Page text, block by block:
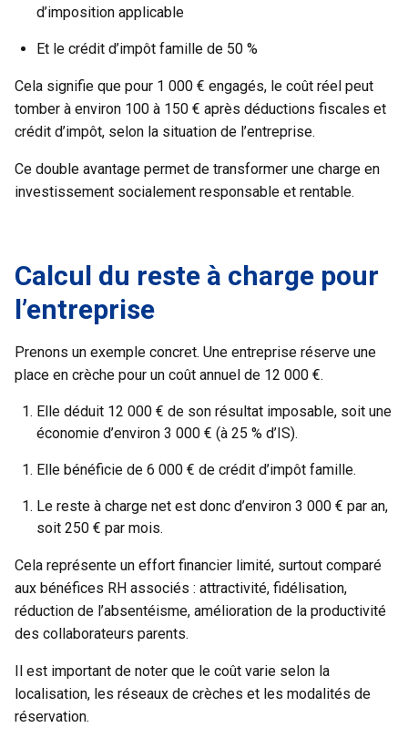
d’imposition applicable
Et le crédit d’impôt famille de 50 %
Cela signifie que pour 1 000 € engagés, le coût réel peut
tomber à environ 100 à 150 € après déductions fiscales et
crédit d’impôt, selon la situation de l’entreprise.
Ce double avantage permet de transformer une charge en
investissement socialement responsable et rentable.
Calcul du reste à charge pour
l’entreprise
Prenons un exemple concret. Une entreprise réserve une
place en crèche pour un coût annuel de 12 000 €.
Elle déduit 12 000 € de son résultat imposable, soit une
économie d’environ 3 000 € (à 25 % d’IS).
Elle bénéficie de 6 000 € de crédit d’impôt famille.
Le reste à charge net est donc d’environ 3 000 € par an,
soit 250 € par mois.
Cela représente un effort financier limité, surtout comparé
aux bénéfices RH associés : attractivité, fidélisation,
réduction de l’absentéisme, amélioration de la productivité
des collaborateurs parents.
Il est important de noter que le coût varie selon la
localisation, les réseaux de crèches et les modalités de
réservation.